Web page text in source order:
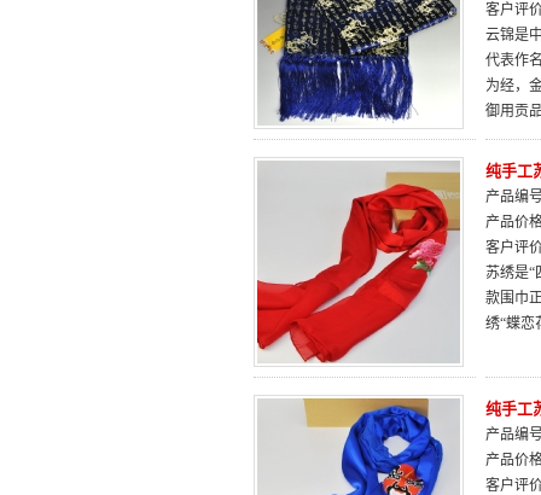
客户评
云锦是
代表作
为经，
御用贡
纯手工
产品编
产品价
客户评
苏绣是
款围巾
绣“蝶恋
纯手工
产品编
产品价
客户评